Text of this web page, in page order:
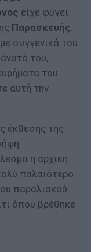
είχε φύγει
Παρασκευής.
συγγενικά του
του,
του
αυτή την
έκθεσης της
η αρχική
παλαιότερο.
παραλιακού
όπου βρέθηκε